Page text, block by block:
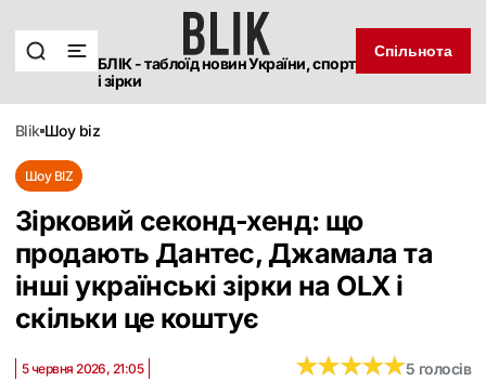
БЛІК - таблоїд новин України, спорт
і зірки
Спільнота
blik шоу biz
Шоу BIZ
Зірковий секонд-хенд: що
продають Дантес, Джамала та
інші українські зірки на OLX і
скільки це коштує
5 червня 2026, 21:05 ★★★★★
★★★★★5 голосів